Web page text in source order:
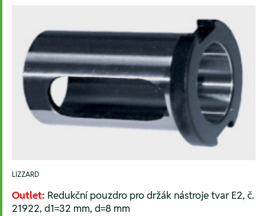
LIZZARD
Outlet: Redukční pouzdro pro držák nástroje tvar E2, č.
21922, d1=32 mm, d=8 mm